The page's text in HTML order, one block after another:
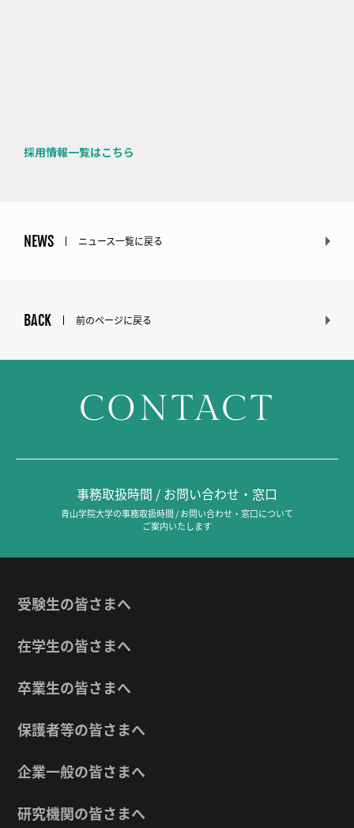
採用情報一覧はこちら
NEWS ニュース一覧に戻る
BACK 前のページに戻る
CONTACT
事務取扱時間 / お問い合わせ・窓口
青山学院大学の事務取扱時間 / お問い合わせ・窓口について
ご案内いたします
受験生の皆さまへ
在学生の皆さまへ
卒業生の皆さまへ
保護者等の皆さまへ
企業一般の皆さまへ
研究機関の皆さまへ